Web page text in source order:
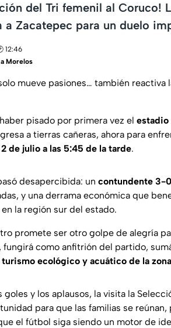
del Tri femenil al Coruco!
a Zacatepec para un duelo
12:46
Morelos
mueve pasiones… también reactiva
pisado por primera vez el estadio
a tierras cañeras, ahora para
de julio a las 5:45 de la tarde.
desapercibida: un contundente 3-
y una derrama económica que
la región sur del estado.
promete ser otro golpe de alegría
fungirá como anfitrión del partido,
turismo ecológico y acuático de la
goles y los aplausos, la visita la
para que las familias se
el fútbol siga siendo un motor de